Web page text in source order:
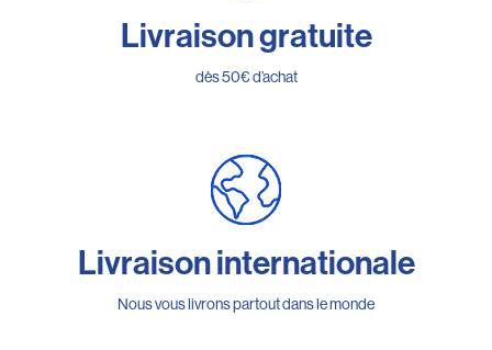
Livraison gratuite
dès 50€ d’achat
Livraison internationale
Nous vous livrons partout dans le monde